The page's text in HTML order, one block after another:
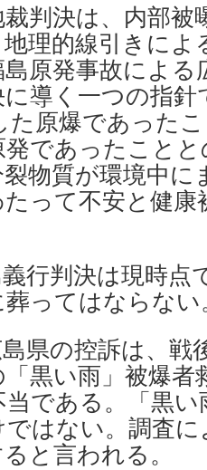
判決は、内部被
理的線引きによ
原発事故による
導く一つの指針
た原爆であった
であったこと
物質が環境中に
って不安と健
行判決は現時点
葬ってはならない
県の控訴は、戦
黒い雨」被爆
である。「黒
はない。調査
と言われる。